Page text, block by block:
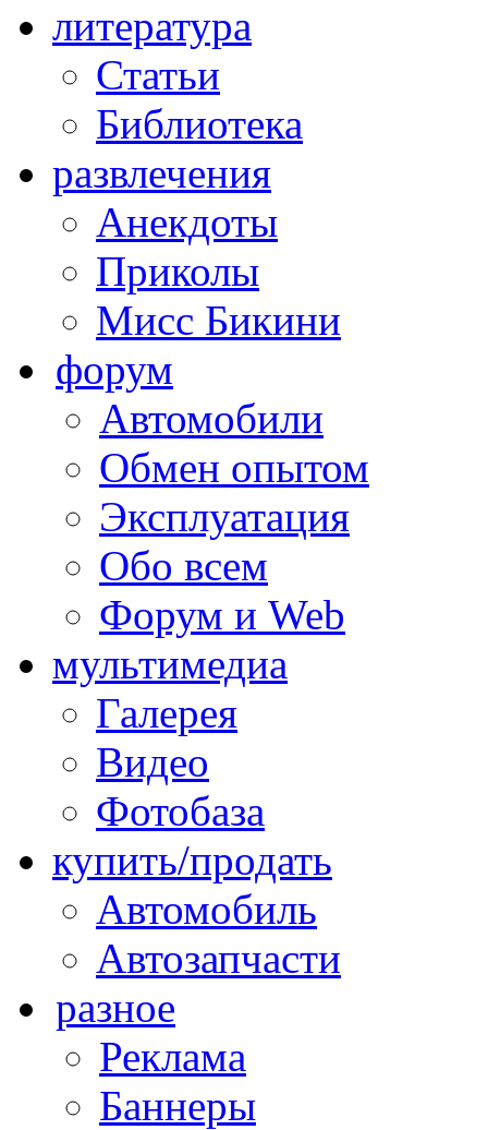
литература
Статьи
Библиотека
развлечения
Анекдоты
Приколы
Мисс Бикини
форум
Автомобили
Обмен опытом
Эксплуатация
Обо всем
Форум и Web
мультимедиа
Галерея
Видео
Фотобаза
купить/продать
Автомобиль
Автозапчасти
разное
Реклама
Баннеры